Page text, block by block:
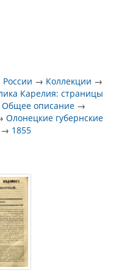
→ Коллекции →
Карелия: страницы
Общее описание →
Олонецкие губернские
→ 1855